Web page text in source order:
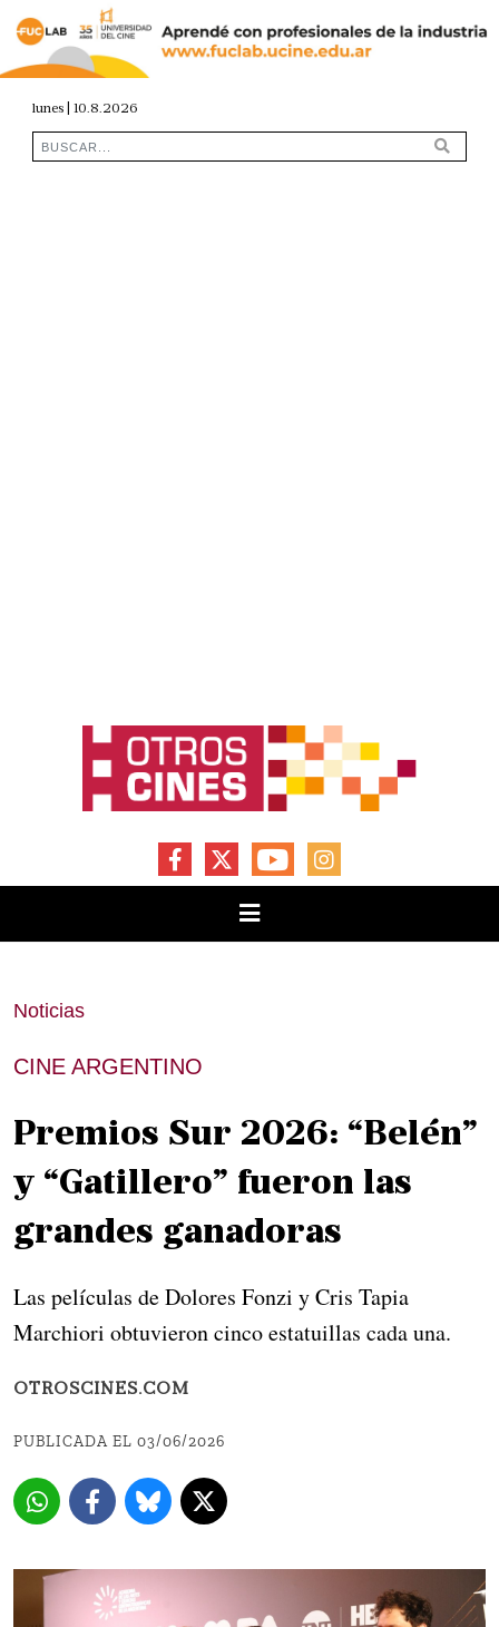
lunes | 10.8.2026
FACEBOOKYOUTUBEINSTAGRAM
Noticias
CINE ARGENTINO
Premios Sur 2026: “Belén”
y “Gatillero” fueron las
grandes ganadoras
Las películas de Dolores Fonzi y Cris Tapia
Marchiori obtuvieron cinco estatuillas cada una.
OTROSCINES.COM
PUBLICADA EL 03/06/2026